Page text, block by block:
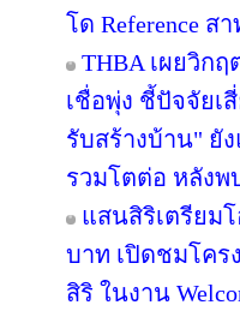
โด Reference ส
THBA เผยวิก
เชื่อพุ่ง ชี้ปัจจัยเ
รับสร้างบ้าน" ยั
รวมโตต่อ หลังพ
แสนสิริเตรียม
บาท เปิดชมโคร
สิริ ในงาน